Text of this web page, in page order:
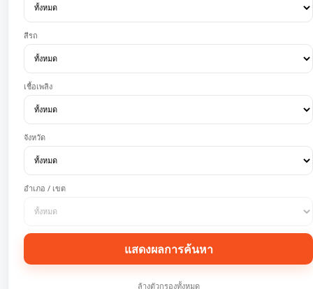
สีรถ
เชื้อเพลิง
จังหวัด
อำเภอ / เขต
แสดงผลการค้นหา
ล้างตัวกรองทั้งหมด